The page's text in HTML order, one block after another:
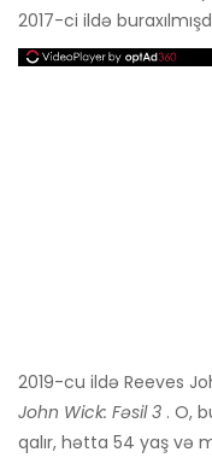
2017-ci ildə
2019-cu ildə Reeves
John Wick: Fəsil 3 . O,
qalır, hətta 54 yaş və